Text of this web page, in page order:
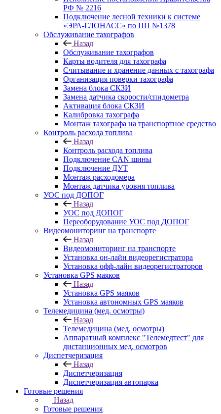
РФ № 2216
Подключение лесной техники к системе
«ЭРА-ГЛОНАСС» по ПП №1378
Обслуживание тахографов
Назад
Обслуживание тахографов
Карты водителя для тахографа
Считывание и хранение данных с тахографа
Организация поверки тахографа
Замена блока СКЗИ
Замена датчика скорости/спидометра
Активация блока СКЗИ
Калибровка тахографа
Монтаж тахографа на транспортное средство
Контроль расхода топлива
Назад
Контроль расхода топлива
Подключение CAN шины
Подключение ДУТ
Монтаж расходомера
Монтаж датчика уровня топлива
УОС под ДОПОГ
Назад
УОС под ДОПОГ
Переоборудование УОС под ДОПОГ
Видеомониторинг на транспорте
Назад
Видеомониторинг на транспорте
Установка он-лайн видеорегистратора
Установка офф-лайн видеорегистраторов
Установка GPS маяков
Назад
Установка GPS маяков
Установка автономных GPS маяков
Телемедицина (мед. осмотры)
Назад
Телемедицина (мед. осмотры)
Аппаратный комплекс "Телемедтест" для
дистанционных мед. осмотров
Диспетчеризация
Назад
Диспетчеризация
Диспетчеризация автопарка
Готовые решения
Назад
Готовые решения